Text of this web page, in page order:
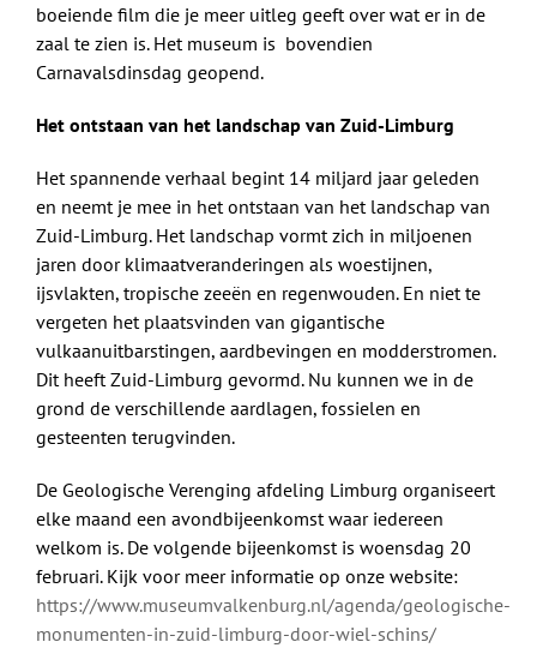
boeiende film die je meer uitleg geeft over wat er in de
zaal te zien is. Het museum is bovendien
Carnavalsdinsdag geopend.
Het ontstaan van het landschap van Zuid-Limburg
Het spannende verhaal begint 14 miljard jaar geleden
en neemt je mee in het ontstaan van het landschap van
Zuid-Limburg. Het landschap vormt zich in miljoenen
jaren door klimaatveranderingen als woestijnen,
ijsvlakten, tropische zeeën en regenwouden. En niet te
vergeten het plaatsvinden van gigantische
vulkaanuitbarstingen, aardbevingen en modderstromen.
Dit heeft Zuid-Limburg gevormd. Nu kunnen we in de
grond de verschillende aardlagen, fossielen en
gesteenten terugvinden.
De Geologische Verenging afdeling Limburg organiseert
elke maand een avondbijeenkomst waar iedereen
welkom is. De volgende bijeenkomst is woensdag 20
februari. Kijk voor meer informatie op onze website:
https://www.museumvalkenburg.nl/agenda/geologische-
monumenten-in-zuid-limburg-door-wiel-schins/